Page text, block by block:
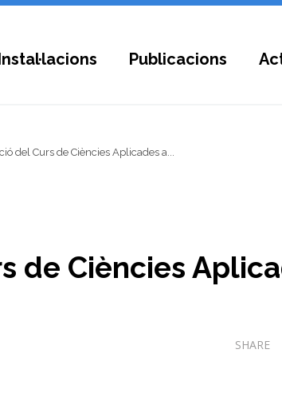
Publicacions
del Curs de Ciències Aplicades a...
de Ciències
SHARE